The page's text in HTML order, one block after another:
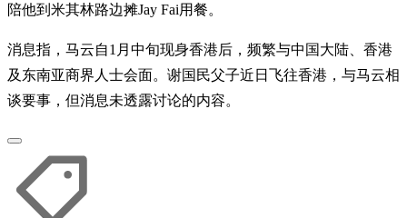
陪他到米其林路边摊Jay Fai用餐。
消息指，马云自1月中旬现身香港后，频繁与中国大陆、香港
及东南亚商界人士会面。谢国民父子近日飞往香港，与马云相
谈要事，但消息未透露讨论的内容。